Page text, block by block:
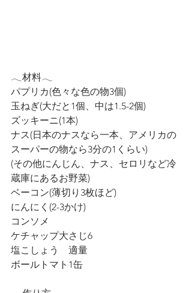
𓂃材料𓂃
パプリカ(色々な色の物3個)
玉ねぎ(大だと1個、中は1.5-2個)
ズッキーニ(1本)
ナス(日本のナスなら一本、アメリカの
スーパーの物なら3分の1くらい)
(その他にんじん、ナス、セロリなど冷
蔵庫にあるお野菜)
ベーコン(薄切り3枚ほど)
にんにく(2-3かけ)
コンソメ
ケチャップ大さじ6
塩こしょう　適量
ボールトマト1缶